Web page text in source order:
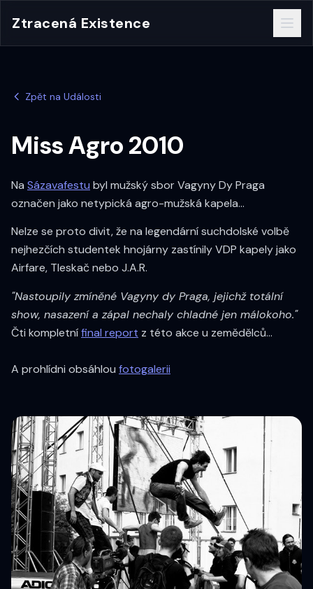
Ztracená Existence
Zpět na Události
Miss Agro 2010
Na Sázavafestu byl mužský sbor Vagyny Dy Praga
označen jako netypická agro-mužská kapela...
Nelze se proto divit, že na legendární suchdolské volbě
nejhezčích studentek hnojárny zastínily VDP kapely jako
Airfare, Tleskač nebo J.A.R.
"Nastoupily zmíněné Vagyny dy Praga, jejichž totální
show, nasazení a zápal nechaly chladné jen málokoho."
Čti kompletnífinal report z této akce u zemědělců...
A prohlídni obsáhlou fotogalerii